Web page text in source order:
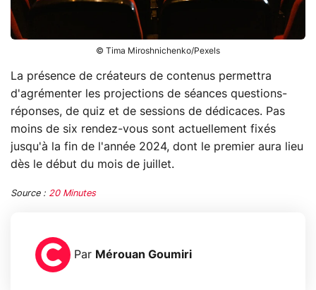
© Tima Miroshnichenko/Pexels
La présence de créateurs de contenus permettra
d'agrémenter les projections de séances questions-
réponses, de quiz et de sessions de dédicaces. Pas
moins de six rendez-vous sont actuellement fixés
jusqu'à la fin de l'année 2024, dont le premier aura lieu
dès le début du mois de juillet.
Source : 20 Minutes
Par Mérouan Goumiri